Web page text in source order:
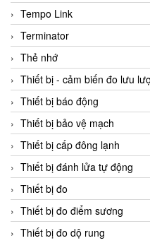
Tempo Link
Terminator
Thẻ nhớ
Thiết bị - cảm biến đo lưu
Thiết bị báo động
Thiết bị bảo vệ mạch
Thiết bị cấp đông lạnh
Thiết bị đánh lửa tự động
Thiết bị đo
Thiết bị đo điểm sương
Thiết bị đo dộ rung